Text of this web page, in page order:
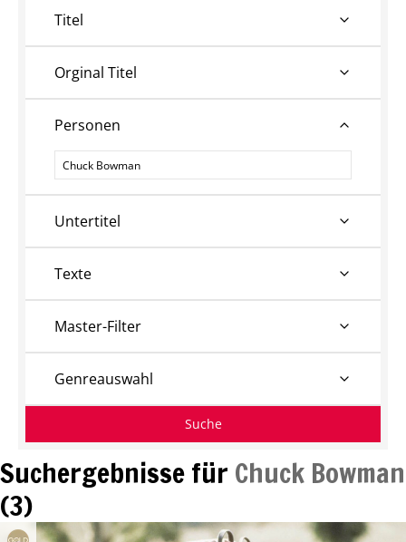
Suchergebnisse für Chuck Bowman
(3)
Titel
Orginal Titel
Personen
Personen
Untertitel
Texte
Master-Filter
Genreauswahl
Suche